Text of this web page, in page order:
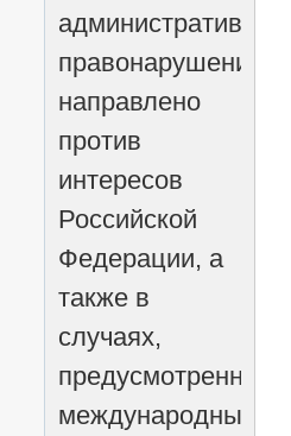
административное
правонарушение
направлено
против
интересов
Российской
Федерации, а
также в
случаях,
предусмотренных
международным